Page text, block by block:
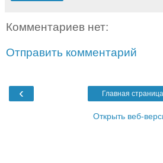
Комментариев нет:
Отправить комментарий
‹ Главная страница
Открыть веб-